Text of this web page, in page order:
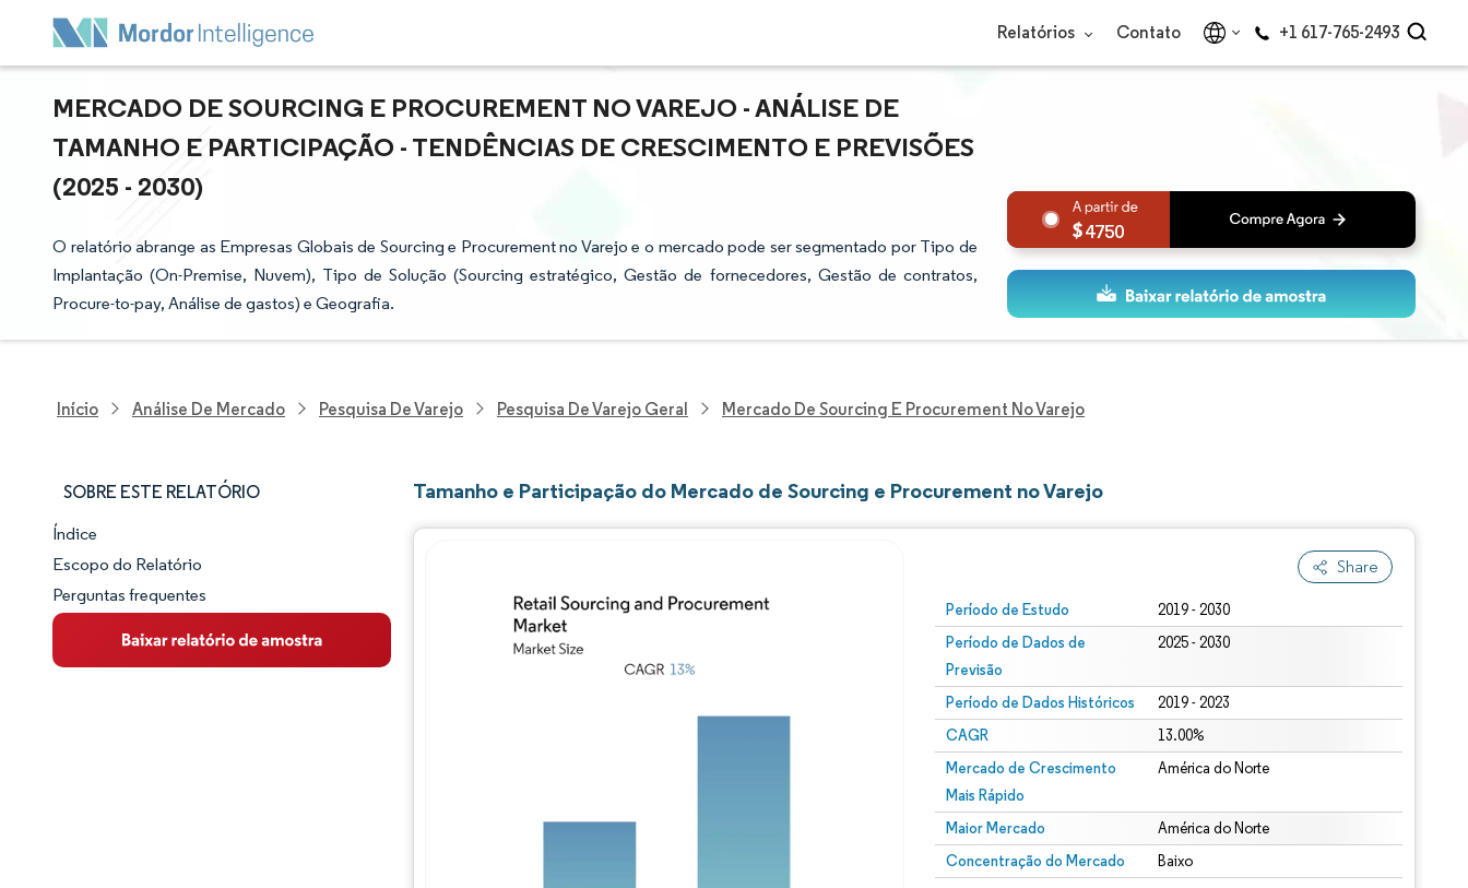
Relatórios Contato +1 617-765-2493
MERCADO DE SOURCING E PROCUREMENT NO VAREJO - ANÁLISE DE
TAMANHO E PARTICIPAÇÃO - TENDÊNCIAS DE CRESCIMENTO E PREVISÕES
(2025 - 2030)
O relatório abrange as Empresas Globais de Sourcing e Procurement no Varejo e o mercado pode ser segmentado por Tipo de
Implantação (On-Premise, Nuvem), Tipo de Solução (Sourcing estratégico, Gestão de fornecedores, Gestão de contratos,
Procure-to-pay, Análise de gastos) e Geografia.
4750
Início Análise De Mercado Pesquisa De Varejo Pesquisa De Varejo Geral Mercado De Sourcing E Procurement No Varejo
SOBRE ESTE RELATÓRIO
Panorama do Mercado
Visão Geral do Mercado
Principais Tendências de Mercado
Índice
Escopo do Relatório
Perguntas frequentes
Tamanho e Participação do Mercado de Sourcing e Procurement no Varejo
Share
Período de Estudo 2019 - 2030
Período de Dados de
Previsão
2025 - 2030
Período de Dados Históricos 2019 - 2023
CAGR 13.00%
Mercado de Crescimento
Mais Rápido
América do Norte
Maior Mercado América do Norte
Concentração do Mercado Baixo